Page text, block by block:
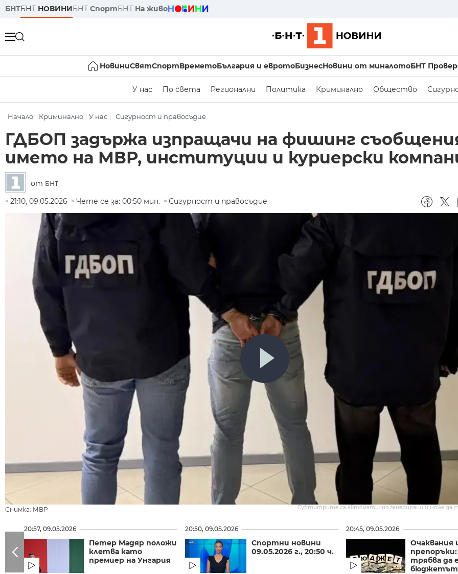
БНТБНТ НОВИНИБНТ СпортБНТ На живо
НовиниСвятСпортВреметоБългария и евротоБизнесНовини от миналотоБНТ
У нас По света Регионални Политика Криминално Общество
Начало Криминално У нас Сигурност и правосъдие
ГДБОП задържа изпращачи на фишинг
името на МВР, институции и куриерски
от БНТ
21:10, 09.05.2026
Чете се за: 00:50 мин. Сигурност и правосъдие
Снимка: МВР Субтитрите са автоматично генерирани и може да
20:57, 09.05.2026
Петер Мадяр положи
клетва като
премиер на Унгария
20:50, 09.05.2026
Спортни новини
09.05.2026 г., 20:50 ч.
20:45, 09.05.2026
Очаквания
трябва да
бюджетът